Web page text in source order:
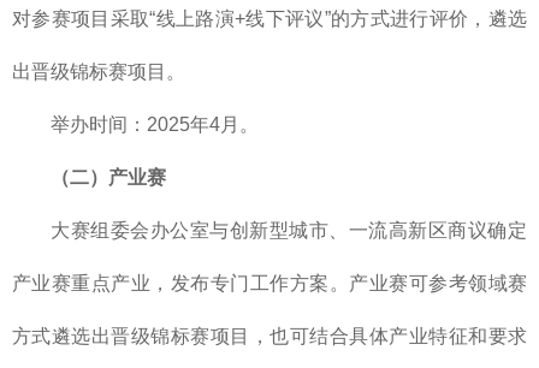
对参赛项目采取“线上路演+线下评议”的方式进行评价，遴选
出晋级锦标赛项目。
举办时间：2025年4月。
（二）产业赛
大赛组委会办公室与创新型城市、一流高新区商议确定
产业赛重点产业，发布专门工作方案。产业赛可参考领域赛
方式遴选出晋级锦标赛项目，也可结合具体产业特征和要求